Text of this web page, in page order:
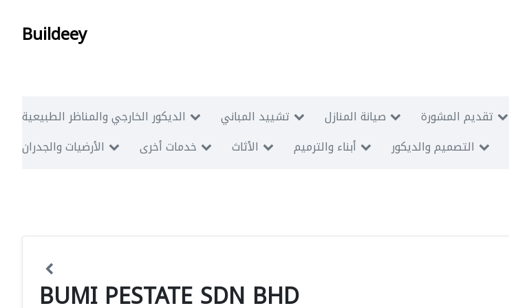
Buildeey
الديكور الخارجي والمناظر الطبيعية تشييد المباني صيانة المنازل تقديم المشورة
الأرضيات والجدران
خدمات أخرى الأثاث أبناء والترميم التصميم والديكور
BUMI PESTATE SDN BHD